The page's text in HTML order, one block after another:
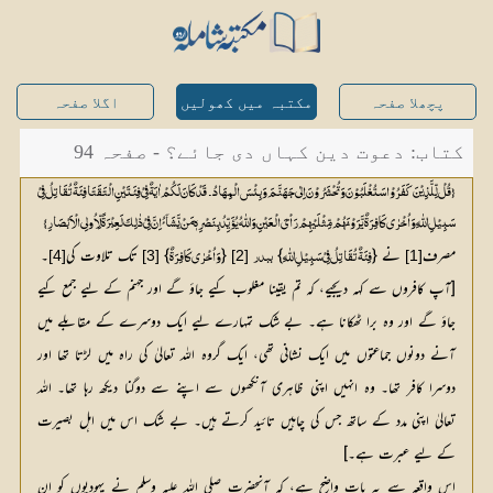
پچھلا صفحہ مکتبہ میں کھولیں اگلا صفحہ
کتاب: دعوت دین کہاں دی جائے؟ - صفحہ 94
{قُلْ لِّلَّذِیْنَ کَفَرُوْا سَتُغْلَبُوْنَ وَ تُحْشَرُوْنَ اِلٰی جَہَنَّمَ وَ بِئْسَ الْمِہَادُ۔ قَدْ کَانَ لَکُمْ اٰیَۃٌ فِیْ فِئَتَیْنِ الْتَقَتَا فِئَۃٌ تُقَاتِلُ فِیْ
سَبِیْلِ اللّٰہِ وَ اُخْرٰی کَافِرَۃٌ یَّرَوْنَہُمْ مِّثْلَیْہِمْ رَاْیَ الْعَیْنِ وَ اللّٰہُ یُؤَیِّدُ بِنَصْرِہٖ مَنْ یَّشَآئُ اِنَّ فِیْ ذٰلِکَ لَعِبْرَۃً لِّاُ ولِی الْاَبْصَارِ}
مصرف[1] نے {فِئَۃٌ تُقَاتِلُ فِیْ سَبِیْلِ اللّٰہِ} ببدر [2]
{وَ اُخْرٰی کَافِرَۃٌ}
[3] تک تلاوت کی[4]
۔
[آپ کافروں سے کہہ دیجیے، کہ تم یقینا مغلوب کیے جاؤ گے اور جہنم کے لیے جمع کیے
جاؤ گے اور وہ برا ٹھکانا ہے۔ بے شک تمہارے لیے ایک دوسرے کے مقابلے میں
آنے دونوں جماعتوں میں ایک نشانی تھی، ایک گروہ اللہ تعالیٰ کی راہ میں لڑتا تھا اور
دوسرا کافر تھا۔ وہ انہیں اپنی ظاہری آنکھوں سے اپنے سے دوگنا دیکھ رہا تھا۔ اللہ
تعالیٰ اپنی مدد کے ساتھ جس کی چاہیں تائید کرتے ہیں۔ بے شک اس میں اہل بصیرت
کے لیے عبرت ہے۔]
اس واقعہ سے یہ بات واضح ہے، کہ آنحضرت صلی اللہ علیہ وسلم نے یہودیوں کو ان